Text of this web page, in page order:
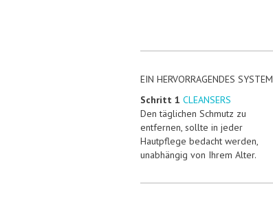
EIN HERVORRAGENDES SYSTEM
Schritt 1 CLEANSERS
Den täglichen Schmutz zu
entfernen, sollte in jeder
Hautpflege bedacht werden,
unabhängig von Ihrem Alter.